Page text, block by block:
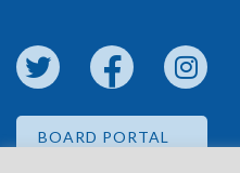
BOARD PORTAL